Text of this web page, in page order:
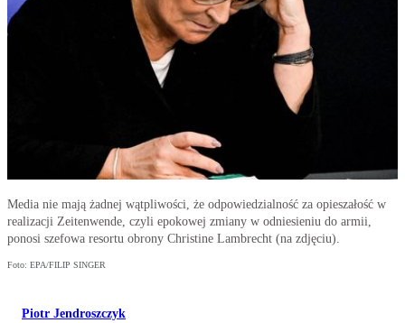
Media nie mają żadnej wątpliwości, że odpowiedzialność za opieszałość w
realizacji Zeitenwende, czyli epokowej zmiany w odniesieniu do armii,
ponosi szefowa resortu obrony Christine Lambrecht (na zdjęciu).
Foto: EPA/FILIP SINGER
Piotr Jendroszczyk